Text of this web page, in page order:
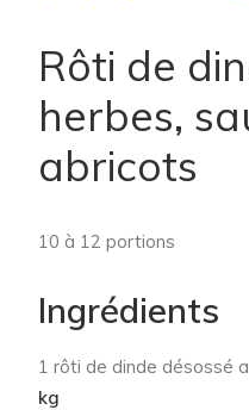
Rôti de
herbes,
abricots
10 à 12 portions
Ingrédients
1 rôti de dinde désossé
kg